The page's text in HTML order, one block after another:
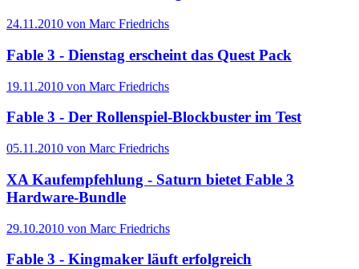
24.11.2010 von Marc Friedrichs
Fable 3 - Dienstag erscheint das Quest Pack
19.11.2010 von Marc Friedrichs
Fable 3 - Der Rollenspiel-Blockbuster im Test
05.11.2010 von Marc Friedrichs
XA Kaufempfehlung - Saturn bietet Fable 3
Hardware-Bundle
29.10.2010 von Marc Friedrichs
Fable 3 - Kingmaker läuft erfolgreich